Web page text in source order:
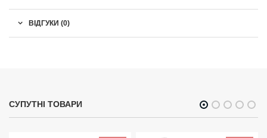
ВІДГУКИ (0)
СУПУТНІ ТОВАРИ